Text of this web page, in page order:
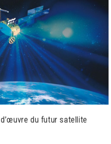
d’œuvre du futur satellite